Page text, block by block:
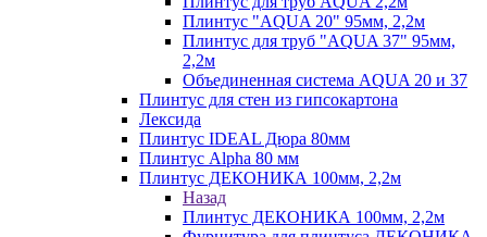
Плинтус "AQUA 20" 95мм, 2,2м
Плинтус для труб "AQUA 37" 95мм,
2,2м
Объединенная система AQUA 20 и 37
Плинтус для стен из гипсокартона
Лексида
Плинтус IDEAL Дюра 80мм
Плинтус Alpha 80 мм
Плинтус ДЕКОНИКА 100мм, 2,2м
Назад
Плинтус ДЕКОНИКА 100мм, 2,2м